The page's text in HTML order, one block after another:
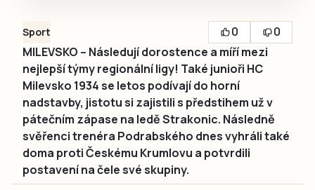
Sport 0
0
MILEVSKO – Následují dorostence a míří mezi
nejlepší týmy regionální ligy! Také junioři HC
Milevsko 1934 se letos podívají do horní
nadstavby, jistotu si zajistili s předstihem už v
pátečním zápase na ledě Strakonic. Následně
svěřenci trenéra Podrabského dnes vyhráli také
doma proti Českému Krumlovu a potvrdili
postavení na čele své skupiny.